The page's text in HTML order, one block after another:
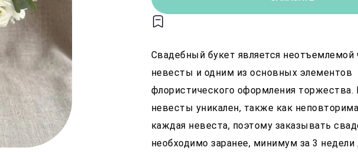
Свадебный букет является неотъемлемой
невесты и одним из основных элементов
флористического оформления
невесты уникален, также как
каждая невеста, поэтому заказывать
необходимо заранее, минимум за 3